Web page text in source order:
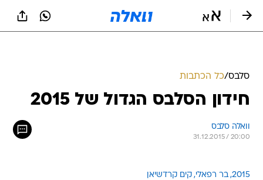
סלבס/כל הכתבות
חידון הסלבס הגדול של 2015
וואלה סלבס
31.12.2015 / 20:00
2015 בר רפאלי קים קרדשיאן